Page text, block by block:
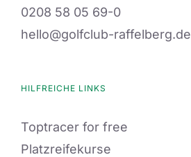
0208 58 05 69-0
hello@golfclub-raffelberg.de
HILFREICHE LINKS
Toptracer for free
Platzreifekurse